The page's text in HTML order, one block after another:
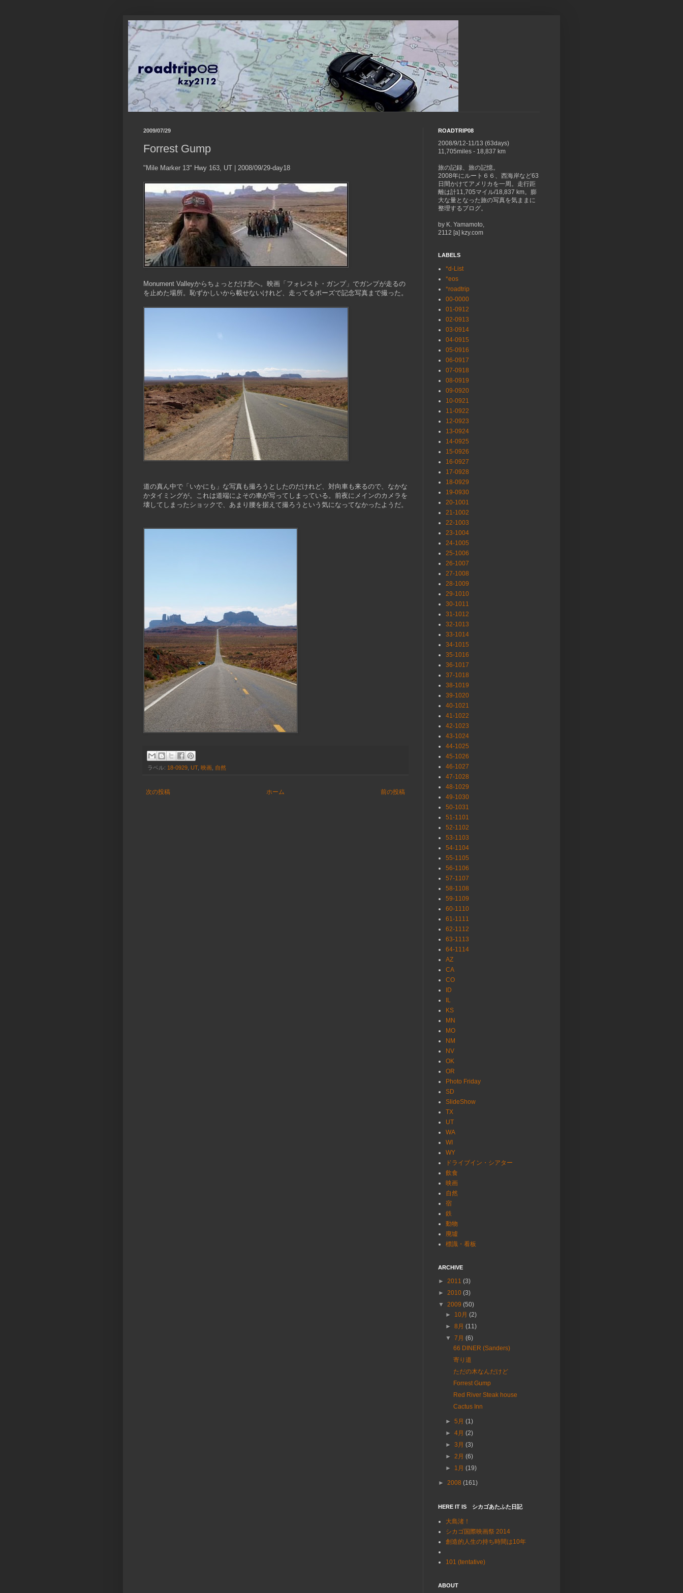
2009/07/29
Forrest Gump
"Mile Marker 13" Hwy 163, UT | 2008/09/29-day18
Monument Valleyからちょっとだけ北へ。映画「フォレスト・ガンプ」でガンプが走るの
を止めた場所。恥ずかしいから載せないけれど、走ってるポーズで記念写真まで撮った。
道の真ん中で「いかにも」な写真も撮ろうとしたのだけれど、対向車も来るので、なかな
かタイミングが。これは道端によその車が写ってしまっている。前夜にメインのカメラを
壊してしまったショックで、あまり腰を据えて撮ろうという気になってなかったようだ。
ラベル: 18-0929 UT, 映画 自然
次の投稿 前の投稿
ホーム
ROADTRIP08
2008/9/12-11/13 (63days)
11,705miles - 18,837 km
旅の記録、旅の記憶。
2008年にルート６６、西海岸など63
日間かけてアメリカを一周。走行距
離は計11,705マイル/18,837 km。膨
大な量となった旅の写真を気ままに
整理するブログ。
by K. Yamamoto,
2112 [a] kzy.com
LABELS
*d-List
*eos
*roadtrip
00-0000
01-0912
02-0913
03-0914
04-0915
05-0916
06-0917
07-0918
08-0919
09-0920
10-0921
11-0922
12-0923
13-0924
14-0925
15-0926
16-0927
17-0928
18-0929
19-0930
20-1001
21-1002
22-1003
23-1004
24-1005
25-1006
26-1007
27-1008
28-1009
29-1010
30-1011
31-1012
32-1013
33-1014
34-1015
35-1016
36-1017
37-1018
38-1019
39-1020
40-1021
41-1022
42-1023
43-1024
44-1025
45-1026
46-1027
47-1028
48-1029
49-1030
50-1031
51-1101
52-1102
53-1103
54-1104
55-1105
56-1106
57-1107
58-1108
59-1109
60-1110
61-1111
62-1112
63-1113
64-1114
AZ
CA
CO
ID
IL
KS
MN
MO
NM
NV
OK
OR
Photo Friday
SD
SlideShow
TX
UT
WA
WI
WY
ドライブイン・シアター
飲食
映画
自然
宿
鉄
動物
廃墟
標識・看板
ARCHIVE
► 2011 (3)
► 2010 (3)
▼ 2009 (50)
► 10月(2)
►8月(11)
▼7月(6)
66 DINER (Sanders)
寄り道
ただの木なんだけど
Forrest Gump
Red River Steak house
Cactus Inn
►5月(1)
►4月(2)
►3月(3)
►2月(6)
► 1月(19)
► 2008 (161)
HERE IT IS シカゴあたふた日記
大島渚！
シカゴ国際映画祭 2014
創造的人生の持ち時間は10年
101 (tentative)
ABOUT